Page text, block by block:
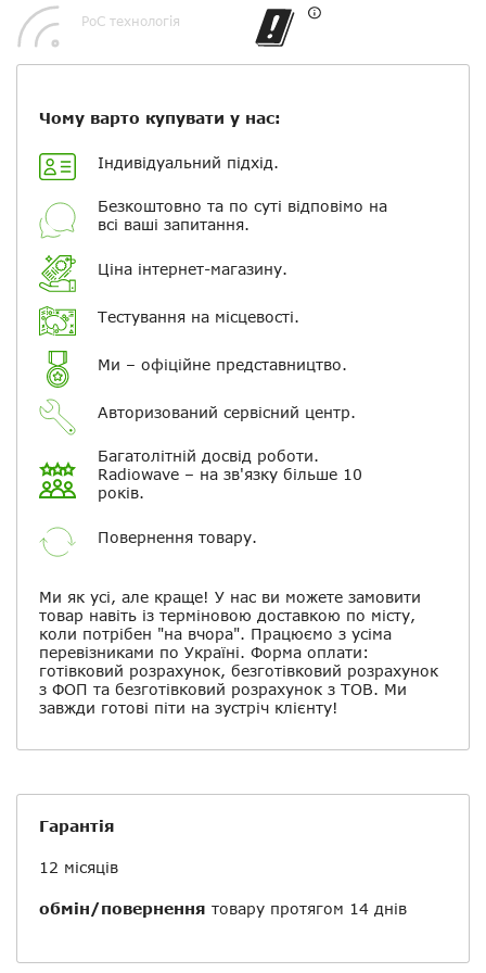
PoC технологія
Чому варто купувати у нас:
Індивідуальний підхід.
Безкоштовно та по суті відповімо на
всі ваші запитання.
Ціна інтернет-магазину.
Тестування на місцевості.
Ми – офіційне представництво.
Авторизований сервісний центр.
Багатолітній досвід роботи.
Radiowave – на зв'язку більше 10
років.
Повернення товару.
Ми як усі, але краще! У нас ви можете замовити
товар навіть із терміновою доставкою по місту,
коли потрібен "на вчора". Працюємо з усіма
перевізниками по Україні. Форма оплати:
готівковий розрахунок, безготівковий розрахунок
з ФОП та безготівковий розрахунок з ТОВ. Ми
завжди готові піти на зустріч клієнту!
Гарантія
12 місяців
обмін/повернення товару протягом 14 днів
Повідомляти про відповіді по
електронній пошті
Скасувати